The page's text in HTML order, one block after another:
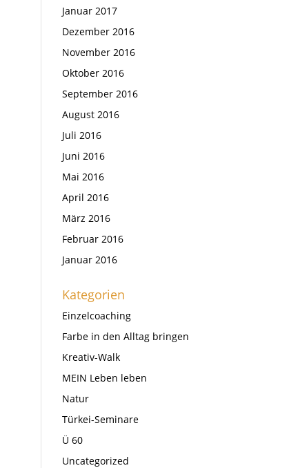
Januar 2017
Dezember 2016
November 2016
Oktober 2016
September 2016
August 2016
Juli 2016
Juni 2016
Mai 2016
April 2016
März 2016
Februar 2016
Januar 2016
Kategorien
Einzelcoaching
Farbe in den Alltag bringen
Kreativ-Walk
MEIN Leben leben
Natur
Türkei-Seminare
Ü 60
Uncategorized